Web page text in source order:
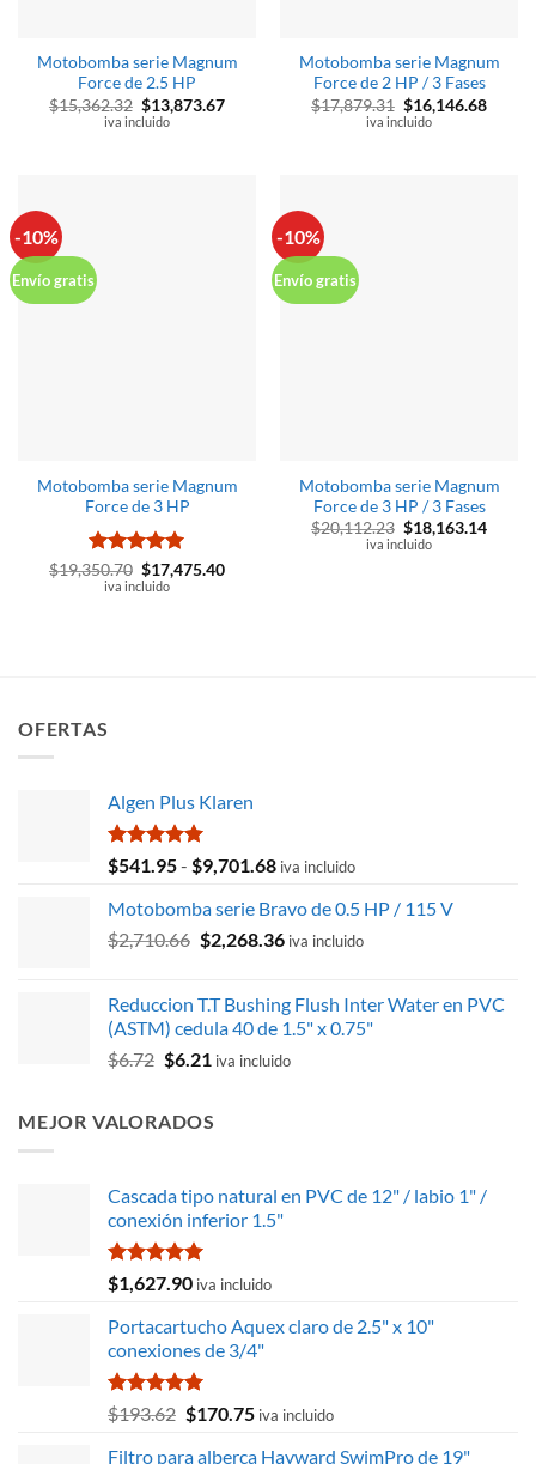
Motobomba serie Magnum
Force de 2.5 HP
$15,362.32 El
precio
$13,873.67El
iva incluido
Motobomba serie Magnum
Force de 2 HP / 3 Fases
$17,879.31 El
precio
$16,146.68El
iva incluido
-10%
Envío gratis
Motobomba serie Magnum
Force de 3 HP
Valorado
con5de 5
$19,350.70 El
precio
$17,475.40El
iva incluido
-10%
Envío gratis
Motobomba serie Magnum
Force de 3 HP / 3 Fases
$20,112.23 El
precio
$18,163.14El
iva incluido
OFERTAS
Algen Plus Klaren
Valorado
con
de 5
$541.95- $9,701.68Rango
precios:
desde
$9,701.68
iva incluido
Motobomba serie Bravo de 0.5 HP / 115 V
$2,710.66 El
era:
$2,710.66.
$2,268.36El
es:
$2,268.36.
iva incluido
Reduccion T.T Bushing Flush Inter Water en PVC
(ASTM) cedula 40 de 1.5" x 0.75"
$6.72 El
era:
$6.21 El
es:
iva incluido
MEJOR VALORADOS
Cascada tipo natural en PVC de 12" / labio 1" /
conexión inferior 1.5"
Valorado
con
de 5
$1,627.90 iva incluido
Portacartucho Aquex claro de 2.5" x 10"
conexiones de 3/4"
Valorado
con
de 5
$193.62 El
$170.75Eliva incluido
Filtro para alberca Hayward SwimPro de 19"